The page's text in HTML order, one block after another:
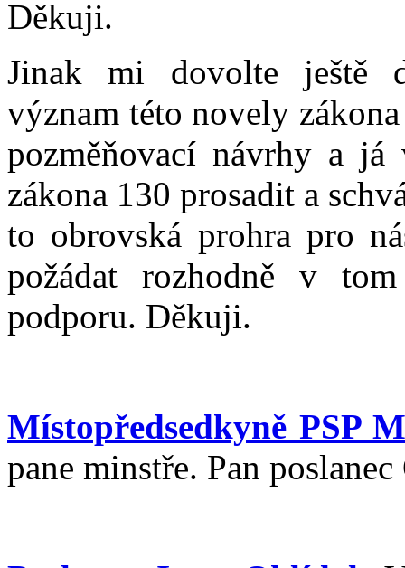
Děkuji.
Jinak mi dovolte ještě
význam této novely
pozměňovací návrhy a
zákona 130 prosadit a
to obrovská prohra pro
požádat rozhodně v
podporu. Děkuji.
Místopředsedkyně PSP
pane minstře. Pan